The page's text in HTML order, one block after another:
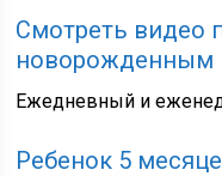
Смотреть видео
новорожденным
Ежедневный и
Ребенок 5